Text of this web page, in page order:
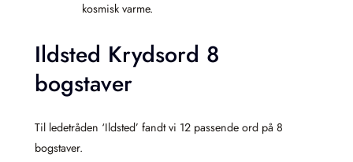
kosmisk varme.
Ildsted Krydsord 8
bogstaver
Til ledetråden ‘Ildsted’ fandt vi 12 passende ord på 8
bogstaver.